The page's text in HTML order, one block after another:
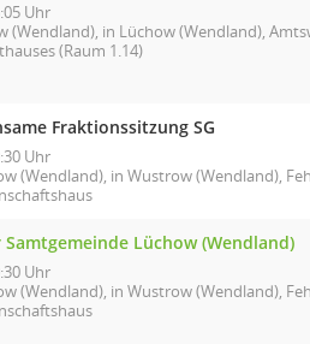
Uhr
(Wendland), in Lüchow (Wendland),
(Raum 1.14)
Fraktionssitzung SG
Uhr
(Wendland), in Wustrow (Wendland),
Samtgemeinde Lüchow (Wendland)
Uhr
(Wendland), in Wustrow (Wendland),